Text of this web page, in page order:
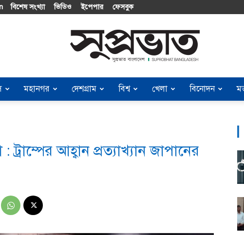
বিশেষ সংখ্যা ভিডিও ইপেপার ফেসবুক
Suprobhat
Bangladesh
মহানগর দেশগ্রাম বিশ্ব খেলা বিনোদন
ট্রাম্পের আহ্বান প্রত্যাখ্যান জাপানের